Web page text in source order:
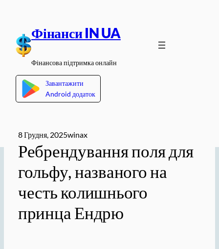
вмісту
Фінанси IN UA
Фінансова підтримка онлайн
Завантажити
Android додаток
8 Грудня, 2025winax
Ребрендування поля для
гольфу, названого на
честь колишнього
принца Ендрю